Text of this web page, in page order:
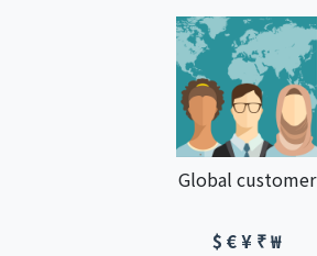
Global customer
$ € ¥ ₹ ₩